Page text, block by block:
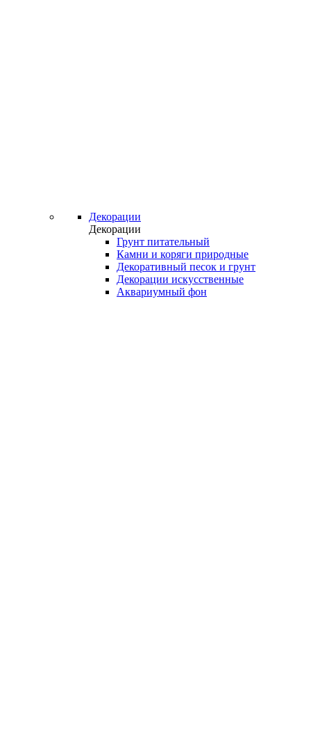
Декорации
Декорации
Грунт питательный
Камни и коряги природные
Декоративный песок и грунт
Декорации искусственные
Аквариумный фон